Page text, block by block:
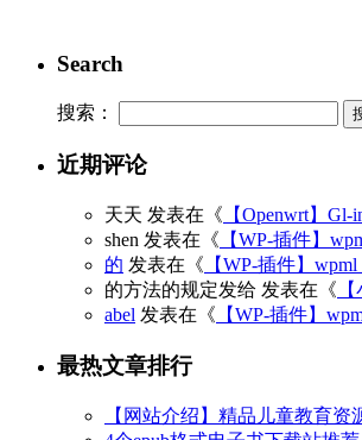
Search
搜索：
近期评论
天天 发表在《 【Openwrt】
shen 发表在《 【WP-插件】
的 发表在《 【WP-插件】
的方法的规定发给 发表在《
abel 发表在《 【WP-插件】
最热文章排行
【网站介绍】精品儿童教育